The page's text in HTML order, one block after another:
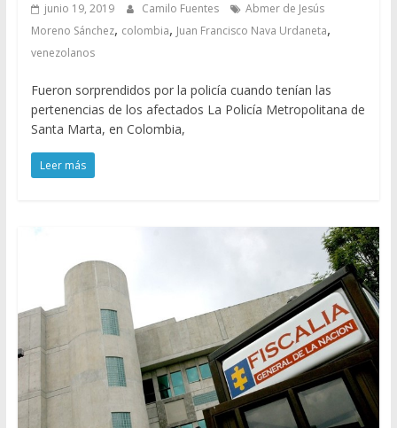
junio 19, 2019 Camilo Fuentes
Abmer de Jesús
Moreno Sánchez, colombia, Juan Francisco Nava Urdaneta,
venezolanos
Fueron sorprendidos por la policía cuando tenían las
pertenencias de los afectados La Policía Metropolitana de
Santa Marta, en Colombia,
Leer más